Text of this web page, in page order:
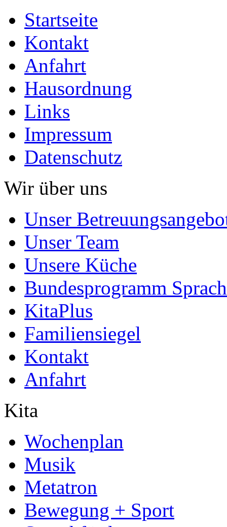
Startseite
Kontakt
Anfahrt
Hausordnung
Links
Impressum
Datenschutz
Wir über uns
Unser
Unser Team
Unsere Küche
Bundesprogramm
KitaPlus
Familiensiegel
Kontakt
Anfahrt
Kita
Wochenplan
Musik
Metatron
Bewegung + Sport